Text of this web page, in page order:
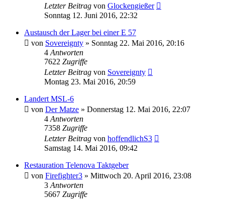
Letzter Beitrag von Glockengießer
Sonntag 12. Juni 2016, 22:32
Austausch der Lager bei einer E 57
von Sovereignty » Sonntag 22. Mai 2016, 20:16
4 Antworten
7622 Zugriffe
Letzter Beitrag von Sovereignty
Montag 23. Mai 2016, 20:59
Landert MSL-6
von Der Matze » Donnerstag 12. Mai 2016, 22:07
4 Antworten
7358 Zugriffe
Letzter Beitrag von hoffendlichS3
Samstag 14. Mai 2016, 09:42
Restauration Telenova Taktgeber
von Firefighter3 » Mittwoch 20. April 2016, 23:08
3 Antworten
5667 Zugriffe